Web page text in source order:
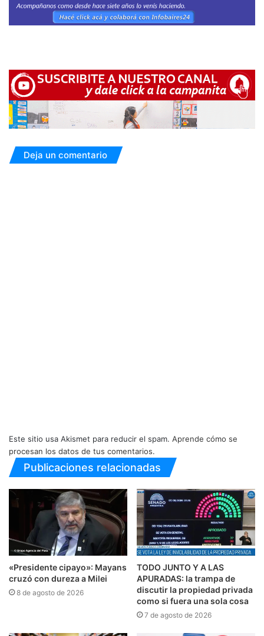
Deja un comentario
Este sitio usa Akismet para reducir el spam. Aprende cómo se
procesan los datos de tus comentarios.
Publicaciones relacionadas
«Presidente cipayo»: Mayans
cruzó con dureza a Milei
8 de agosto de 2026
TODO JUNTO Y A LAS
APURADAS: la trampa de
discutir la propiedad privada
como si fuera una sola cosa
7 de agosto de 2026